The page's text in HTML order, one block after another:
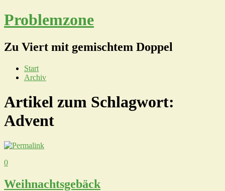
Problemzone
Zu Viert mit gemischtem Doppel
Start
Archiv
Artikel zum Schlagwort:
Advent
0
Weihnachtsgebäck